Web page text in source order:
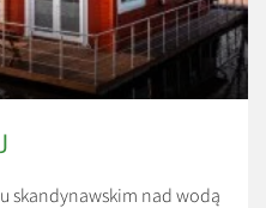
skandynawskim nad wodą